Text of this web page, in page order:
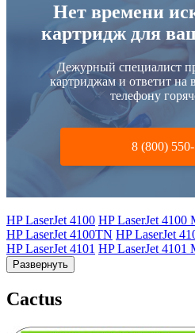
Нет времени
картридж для
Дежурный специалист
картриджам и ответит на
телефону
8 (800)
HP LaserJet 4100 HP LaserJet 4100
HP LaserJet 4100TN HP LaserJet
HP LaserJet 4101 HP LaserJet 4101
Развернуть
Cactus